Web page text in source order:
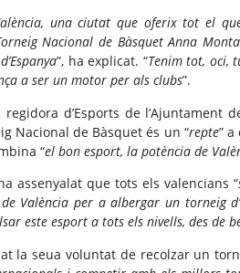
una ciutat que oferix tot el
Nacional de Bàsquet Anna
”, ha explicat. “Tenim tot, oci,
a ser un motor per als clubs”.
d’Esports de l’Ajuntament
Nacional de Bàsquet és un “repte” a
“el bon esport, la potència de
assenyalat que tots els valencians “
València per a albergar un torneig
este esport a tots els nivells, des de
la seua voluntat de recolzar un